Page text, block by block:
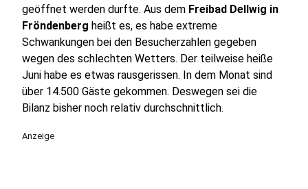
geöffnet werden durfte. Aus dem Freibad Dellwig in
Fröndenberg heißt es, es habe extreme
Schwankungen bei den Besucherzahlen gegeben
wegen des schlechten Wetters. Der teilweise heiße
Juni habe es etwas rausgerissen. In dem Monat sind
über 14.500 Gäste gekommen. Deswegen sei die
Bilanz bisher noch relativ durchschnittlich.
Anzeige